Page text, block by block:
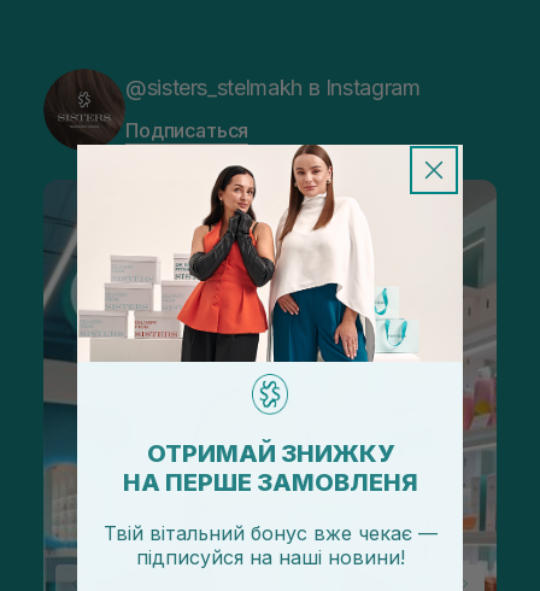
@sisters_stelmakh в Instagram
Подписаться
ОТРИМАЙ ЗНИЖКУ
НА ПЕРШЕ ЗАМОВЛЕНЯ
Твій вітальний бонус вже чекає —
підписуйся на наші новини!